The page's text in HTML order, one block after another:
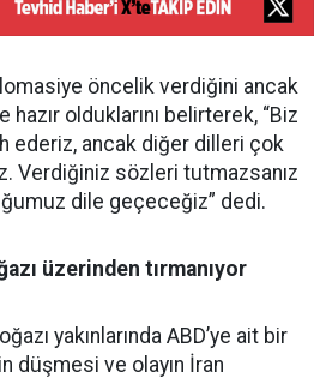
öncelik verdiğini ancak
olduklarını belirterek, “Biz
ederiz, ancak diğer dilleri çok
Verdiğiniz sözleri tutmazsanız
dile geçeceğiz” dedi.
üzerinden tırmanıyor
yakınlarında ABD’ye ait bir
düşmesi ve olayın İran